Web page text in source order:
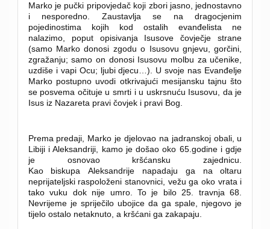
Marko je pučki pripovjedač koji zbori jasno, jednostavno
i nesporedno. Zaustavlja se na dragocjenim
pojedinostima kojih kod ostalih evanđelista ne
nalazimo, poput opisivanja Isusove čovječje strane
(samo Marko donosi zgodu o Isusovu gnjevu, gorčini,
zgražanju; samo on donosi Isusovu molbu za učenike,
uzdiše i vapi Ocu; ljubi djecu…). U svoje nas Evanđelje
Marko postupno uvodi otkrivajući mesijansku tajnu što
se posvema očituje u smrti i u uskrsnuću Isusovu, da je
Isus iz Nazareta pravi čovjek i pravi Bog.
Prema predaji, Marko je djelovao na jadranskoj obali, u
Libiji i Aleksandriji, kamo je došao oko 65.godine i gdje
je osnovao kršćansku zajednicu.
Kao biskupa Aleksandrije napadaju ga na oltaru
neprijateljski raspoloženi stanovnici, vežu ga oko vrata i
tako vuku dok nije umro. To je bilo 25. travnja 68.
Nevrijeme je spriječilo ubojice da ga spale, njegovo je
tijelo ostalo netaknuto, a kršćani ga zakapaju.